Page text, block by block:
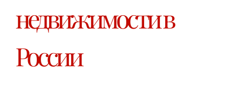
недвижимости в
России